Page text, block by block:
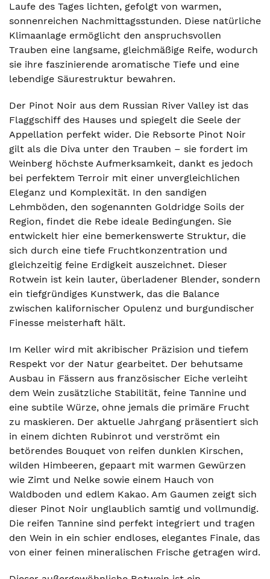
Laufe des Tages lichten, gefolgt von warmen,
sonnenreichen Nachmittagsstunden. Diese natürliche
Klimaanlage ermöglicht den anspruchsvollen
Trauben eine langsame, gleichmäßige Reife, wodurch
sie ihre faszinierende aromatische Tiefe und eine
lebendige Säurestruktur bewahren.
Der Pinot Noir aus dem Russian River Valley ist das
Flaggschiff des Hauses und spiegelt die Seele der
Appellation perfekt wider. Die Rebsorte Pinot Noir
gilt als die Diva unter den Trauben – sie fordert im
Weinberg höchste Aufmerksamkeit, dankt es jedoch
bei perfektem Terroir mit einer unvergleichlichen
Eleganz und Komplexität. In den sandigen
Lehmböden, den sogenannten Goldridge Soils der
Region, findet die Rebe ideale Bedingungen. Sie
entwickelt hier eine bemerkenswerte Struktur, die
sich durch eine tiefe Fruchtkonzentration und
gleichzeitig feine Erdigkeit auszeichnet. Dieser
Rotwein ist kein lauter, überladener Blender, sondern
ein tiefgründiges Kunstwerk, das die Balance
zwischen kalifornischer Opulenz und burgundischer
Finesse meisterhaft hält.
Im Keller wird mit akribischer Präzision und tiefem
Respekt vor der Natur gearbeitet. Der behutsame
Ausbau in Fässern aus französischer Eiche verleiht
dem Wein zusätzliche Stabilität, feine Tannine und
eine subtile Würze, ohne jemals die primäre Frucht
zu maskieren. Der aktuelle Jahrgang präsentiert sich
in einem dichten Rubinrot und verströmt ein
betörendes Bouquet von reifen dunklen Kirschen,
wilden Himbeeren, gepaart mit warmen Gewürzen
wie Zimt und Nelke sowie einem Hauch von
Waldboden und edlem Kakao. Am Gaumen zeigt sich
dieser Pinot Noir unglaublich samtig und vollmundig.
Die reifen Tannine sind perfekt integriert und tragen
den Wein in ein schier endloses, elegantes Finale, das
von einer feinen mineralischen Frische getragen wird.